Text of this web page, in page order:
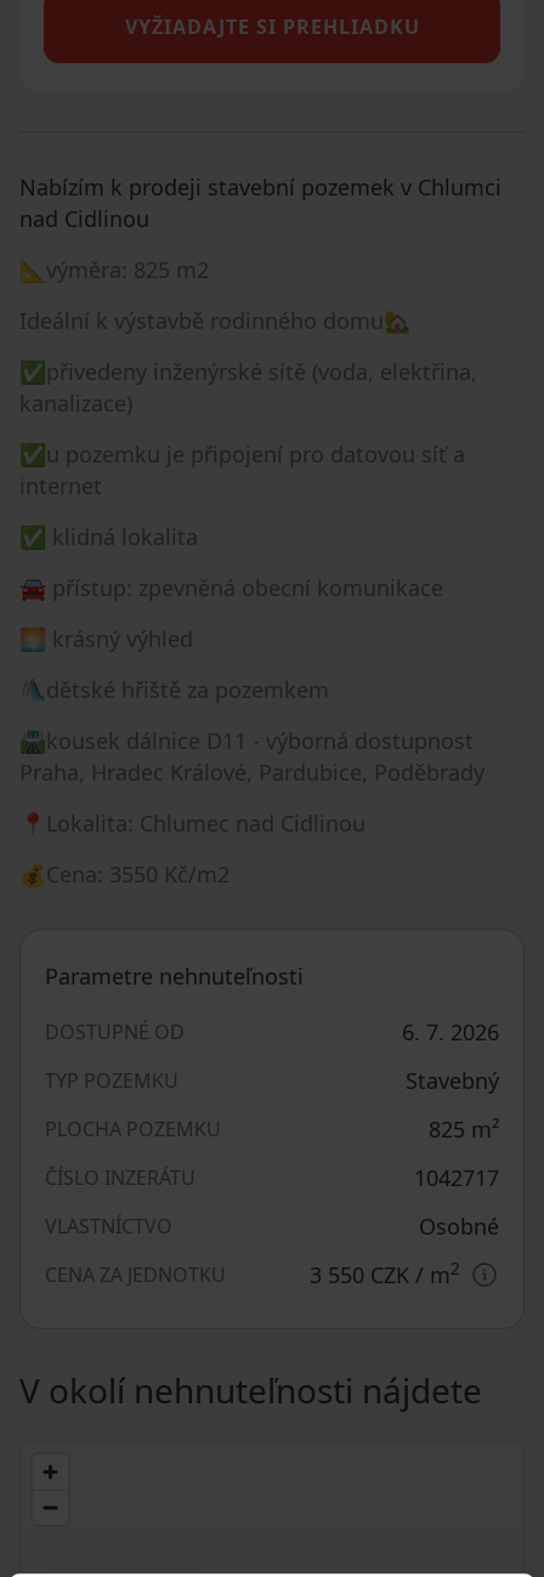
VYŽIADAJTE SI PREHLIADKU
Nabízím k prodeji stavební pozemek v Chlumci
nad Cidlinou
📐výměra: 825 m2
Ideální k výstavbě rodinného domu🏡
✅přivedeny inženýrské sítě (voda, elektřina,
kanalizace)
✅u pozemku je připojení pro datovou síť a
internet
✅ klidná lokalita
🚘 přístup: zpevněná obecní komunikace
🌅 krásný výhled
🛝dětské hřiště za pozemkem
🛣️kousek dálnice D11 - výborná dostupnost
Praha, Hradec Králové, Pardubice, Poděbrady
📍Lokalita: Chlumec nad Cidlinou
💰Cena: 3550 Kč/m2
Parametre nehnuteľnosti
DOSTUPNÉ OD 6. 7. 2026
TYP POZEMKU Stavebný
PLOCHA POZEMKU 825 m²
ČÍSLO INZERÁTU 1042717
VLASTNÍCTVO Osobné
CENA ZA JEDNOTKU 3 550 CZK / m2
V okolí nehnuteľnosti nájdete